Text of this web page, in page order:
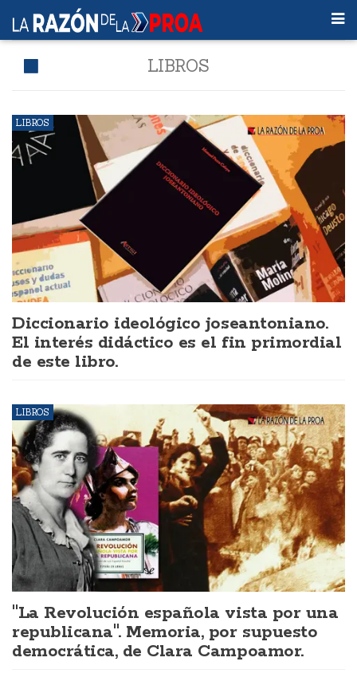
LIBROS
LIBROS
Diccionario ideológico joseantoniano.
El interés didáctico es el fin primordial
de este libro.
LIBROS
"La Revolución española vista por una
republicana". Memoria, por supuesto
democrática, de Clara Campoamor.